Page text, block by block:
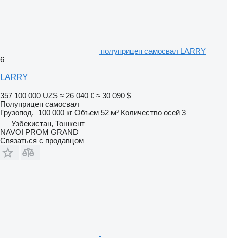
полуприцеп самосвал LARRY
6
LARRY
357 100 000 UZS ≈ 26 040 € ≈ 30 090 $
Полуприцеп самосвал
Грузопод. 100 000 кг Объем 52 м³ Количество осей 3
Узбекистан, Тошкент
NAVOI PROM GRAND
Связаться с продавцом